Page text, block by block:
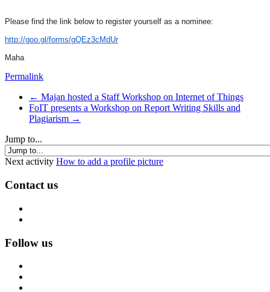
Please find the link below to register yourself as a nominee:
http://goo.gl/forms/gQEz3cMdUr
Maha
Permalink
← Majan hosted a Staff Workshop on Internet of Things
FoIT presents a Workshop on Report Writing Skills and
Plagiarism →
Jump to...
Next activity How to add a profile picture
Contact us
Follow us